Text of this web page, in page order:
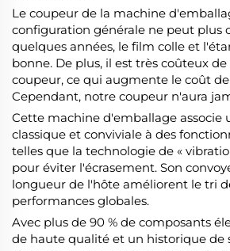
Le coupeur de la machine
configuration générale ne peut plus
quelques années, le film colle et
bonne. De plus, il est très coûteux
coupeur, ce qui augmente le coût
Cependant, notre coupeur n'aura
Cette machine d'emballage associe
classique et conviviale à des
telles que la technologie de «
pour éviter l'écrasement. Son
longueur de l'hôte améliorent le tri
performances globales.
Avec plus de 90 % de composants
de haute qualité et un historique de